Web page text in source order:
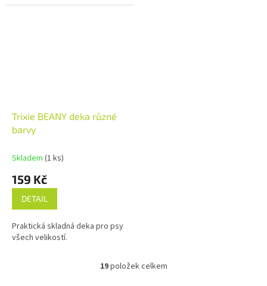
Trixie BEANY deka různé
barvy
Skladem (1 ks)
159 Kč
DETAIL
Praktická skladná deka pro psy
všech velikostí.
O
19položek celkem